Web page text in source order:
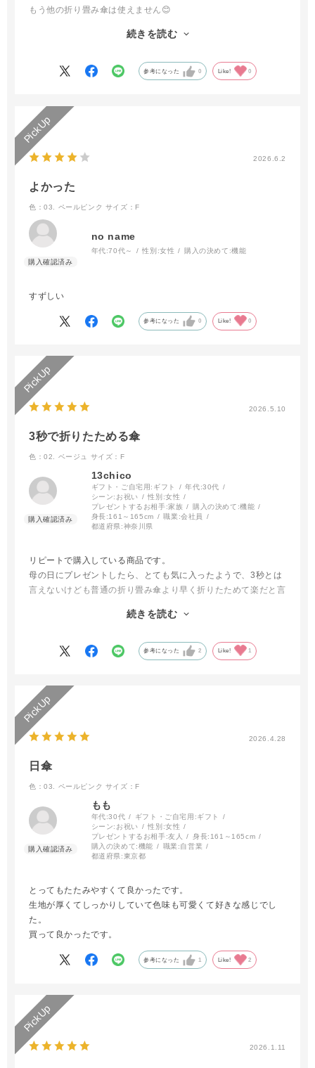
もう他の折り畳み傘は使えません😊
は多骨の長傘を使う意外）
傘袋もゆとりある大きさになっていて傘袋嫌いで使わなかった私
が喜んで使っています😆
どんどん使い易く考えていただきありがとうございます 今後も
素敵な傘を楽しみにしています（カラーやデザイン展開なども）
続きを読む
参考になった 0 Like! 0
2026.6.2
よかった
色：03. ペールピンク サイズ：F
no name
年代:70代～ 性別:女性 購入の決めて:機能
すずしい
参考になった 0 Like! 0
2026.5.10
3秒で折りたためる傘
色：02. ベージュ サイズ：F
13chico
ギフト・ご自宅用: ギフト 年代:30代
シーン: お祝い 性別:女性
プレゼントするお相手:家族 購入の決めて:機能
身長:161～165cm 職業:会社員
都道府県:神奈川県
リピートで購入している商品です。
母の日にプレゼントしたら、とても気に入ったようで、3秒とは
言えないけども普通の折り畳み傘より早く折りたためて楽だと言
しかし内側にシートが貼ってあるのでその分厚みが出て収納時は
リピートしているので、色や柄の種類がもう少し増えてくれると
嬉しいです。
続きを読む
参考になった 2 Like! 1
2026.4.28
日傘
色：03. ペールピンク サイズ：F
もも
年代:30代 ギフト・ご自宅用:ギフト
シーン: お祝い 性別:女性
プレゼントするお相手:友人 身長: 161～165cm
購入の決めて:機能 職業:自営業
都道府県:東京都
とってもたたみやすくて良かったです。
生地が厚くてしっかりしていて色味も可愛くて好きな感じでし
た。
買って良かったです。
参考になった 1 Like! 2
2026.1.11